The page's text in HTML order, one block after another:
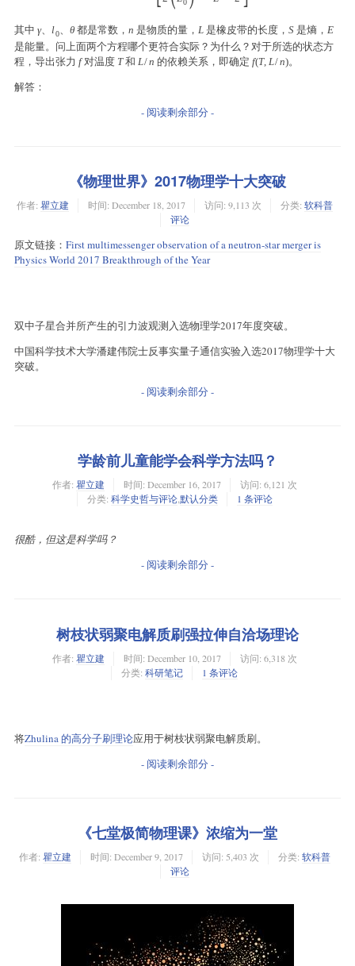
0
其中 γ、 l0、 θ都是常数， n 是物质的量， L是橡皮带的长度， S是熵， E
是能量。问上面两个方程哪个更符合实际？为什么？对于所选的状态方
程，导出张力 f对温度 T和 L/n 的依赖关系，即确定 f(T, L/n)。
解答：
- 阅读剩余部分 -
《物理世界》2017物理学十大突破
作者: 瞿立建 时间: December 18, 2017 访问: 9,113 次 分类: 软科普
评论
原文链接： First multimessenger observation of a neutron-star merger is
Physics World 2017 Breakthrough of the Year
双中子星合并所产生的引力波观测入选物理学2017年度突破。
中国科学技术大学潘建伟院士反事实量子通信实验入选2017物理学十大
突破。
- 阅读剩余部分 -
学龄前儿童能学会科学方法吗？
作者: 瞿立建 时间: December 16, 2017
访问: 6,121 次
分类: 科学史哲与评论,默认分类 1 条评论
很酷，但这是科学吗？
- 阅读剩余部分 -
树枝状弱聚电解质刷强拉伸自洽场理论
作者: 瞿立建 时间: December 10, 2017
访问: 6,318 次
分类: 科研笔记 1 条评论
将Zhulina 的高分子刷理论应用于树枝状弱聚电解质刷。
- 阅读剩余部分 -
《七堂极简物理课》浓缩为一堂
作者: 瞿立建 时间: December 9, 2017 访问: 5,403 次 分类: 软科普
评论